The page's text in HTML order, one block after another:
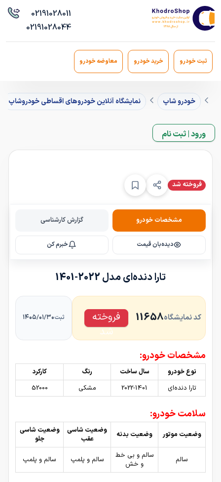
02191028011
02191028044
ثبت خودرو خرید خودرو معاوضه خودرو
خودرو شاپ نمایشگاه آنلاین خودروهای اقساطی خودروشاپ
ورود | ثبت نام
فروخته شد فروخته شد
مشخصات خودرو گزارش کارشناسی
دیده‌بان قیمت خبرم کن
تارا دنده‌ای مدل 2022-1401
کد نمایشگاه11658
فروخته
شد
ثبت۱۴۰۵/۰۱/۳۰
مشخصات خودرو:
نوع خودرو سال ساخت رنگ
کارکرد
تارا دنده‌ای
2022-1401 مشکی 52000
سلامت خودرو:
وضعیت موتور وضعیت بدنه
وضعیت شاسی
عقب
وضعیت شاسی
جلو
سالم
سالم و بی خط
و خش
سالم و پلمپ سالم و پلمپ